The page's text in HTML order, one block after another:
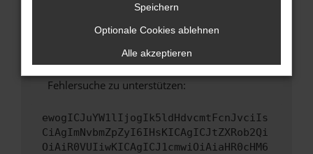
Wende dich an den Webseitenbetreiber.
Wenn du alle oben genannten Schritte versucht
hast, kontaktiere uns bitte. Wir werden
versuchen, das Problem zu beheben. Du kannst
uns diesen Text schicken, um uns bei der
Fehlersuche zu unterstützen:
ewogICJuYW1lIjogIk5ldHdvcmtFcnJvciIs
CiAgImNvbmZpZyI6IHsKICAgICJtZXRob2Qi
OiAiR0VUIiwKICAgICJ1cmwiOiAiaHR0cHM6
Speichern
Optionale Cookies ablehnen
Alle akzeptieren